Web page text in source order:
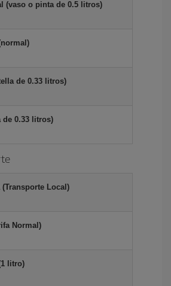
(vaso o pinta de 0.5 litros)
de 0.33 litros)
de 0.33 litros)
Local)
Normal)
litro)